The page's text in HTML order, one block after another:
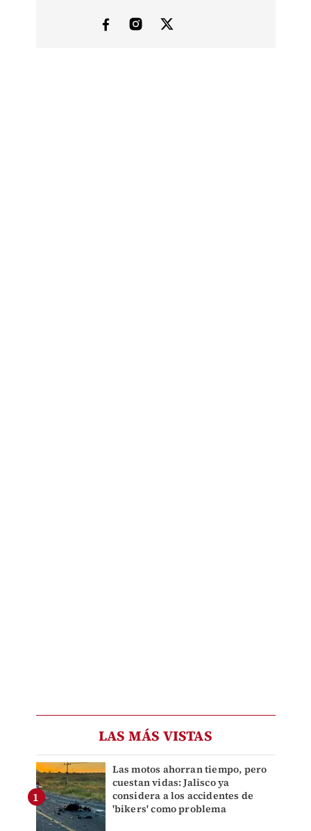
LAS MÁS VISTAS
Las motos ahorran tiempo, pero
cuestan vidas: Jalisco ya
considera a los accidentes de
'bikers' como problema